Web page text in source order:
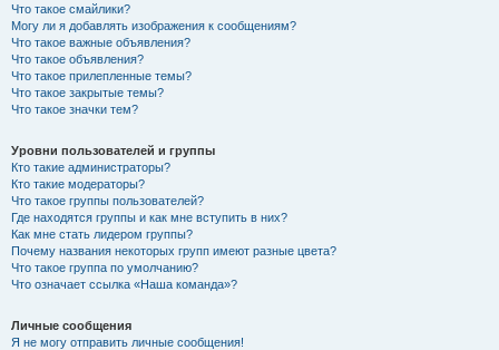
Что такое смайлики?
Могу ли я добавлять изображения к сообщениям?
Что такое важные объявления?
Что такое объявления?
Что такое прилепленные темы?
Что такое закрытые темы?
Что такое значки тем?
Уровни пользователей и группы
Кто такие администраторы?
Кто такие модераторы?
Что такое группы пользователей?
Где находятся группы и как мне вступить в них?
Как мне стать лидером группы?
Почему названия некоторых групп имеют разные цвета?
Что такое группа по умолчанию?
Что означает ссылка «Наша команда»?
Личные сообщения
Я не могу отправить личные сообщения!